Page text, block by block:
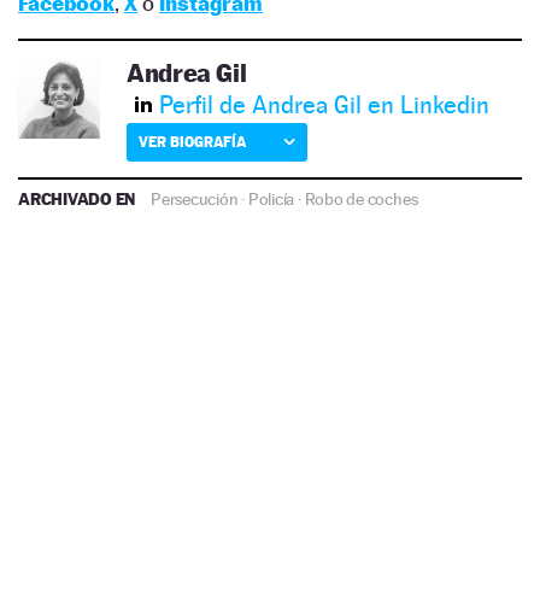
Andrea Gil
Perfil de Andrea Gil en Linkedin
VER BIOGRAFÍA
ARCHIVADO EN Persecución · Policía · Robo de coches